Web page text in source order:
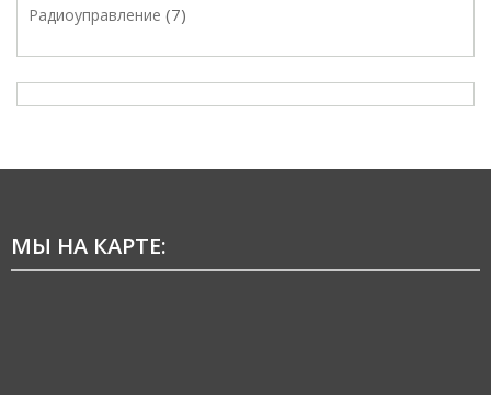
Радиоуправление 7
МЫ НА КАРТЕ: